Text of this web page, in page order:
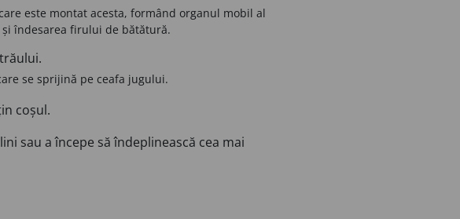
este montat acesta, formând organul mobil al
îndesarea firului de bătătură.
se sprijină pe ceafa jugului.
coșul.
sau a începe să îndeplinească cea mai